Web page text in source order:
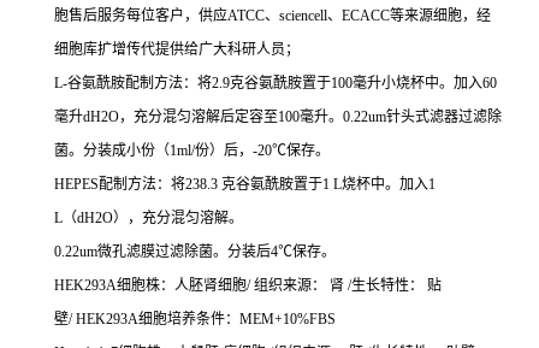
胞售后服务每位客户，供应ATCC、sciencell、ECACC等来源细胞，经
细胞库扩增传代提供给广大科研人员；
L-谷氨酰胺配制方法：将2.9克谷氨酰胺置于100毫升小烧杯中。加入60
毫升dH2O，充分混匀溶解后定容至100毫升。0.22um针头式滤器过滤除
菌。分装成小份（1ml/份）后，-20℃保存。
HEPES配制方法：将238.3 克谷氨酰胺置于1 L烧杯中。加入1
L（dH2O），充分混匀溶解。
0.22um微孔滤膜过滤除菌。分装后4℃保存。
HEK293A细胞株：人胚肾细胞/ 组织来源： 肾 /生长特性： 贴
壁/ HEK293A细胞培养条件：MEM+10%FBS